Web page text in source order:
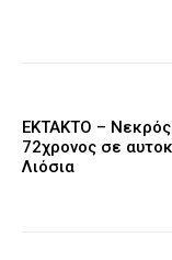
EKTAKTO –
72χρονος σε
Λιόσια